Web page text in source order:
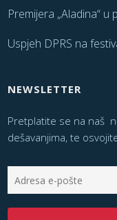
Premijera „Aladina“
Uspjeh DPRS na
NEWSLETTER
Pretplatite se na naš
dešavanjima, te